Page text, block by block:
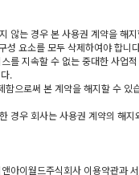
않는 경우 본 사용권 계약을 해
성 요소를 모두 삭제하여야 합니
를 지속할 수 없는 중대한 사업
.
으로써 본 계약을 해지할 수 있
경우 회사는 사용권 계약의 해지
아이월드주식회사 이용약관과